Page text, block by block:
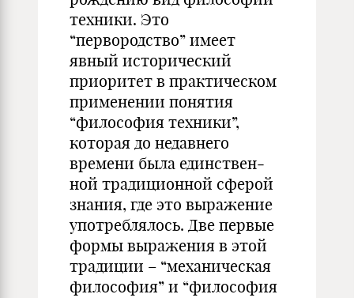
техники. Это
“первородство” имеет
явный исто­рический
приоритет в практическом
применении понятия
“фило­софия техники”,
которая до недавнего
времени была единствен­
ной традиционной сферой
знания, где это выражение
употребля­лось. Две первые
формы выражения в этой
традиции – “механи­ческая
философия” и “философия